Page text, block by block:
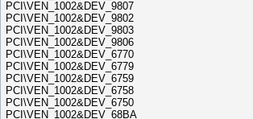
PCI\VEN_1002&DEV_9807
PCI\VEN_1002&DEV_9802
PCI\VEN_1002&DEV_9803
PCI\VEN_1002&DEV_9806
PCI\VEN_1002&DEV_6770
PCI\VEN_1002&DEV_6779
PCI\VEN_1002&DEV_6759
PCI\VEN_1002&DEV_6758
PCI\VEN_1002&DEV_6750
PCI\VEN_1002&DEV_68BA